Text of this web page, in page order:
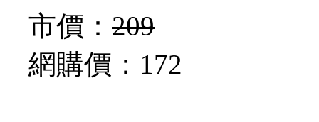
市價： 209
網購價： 172